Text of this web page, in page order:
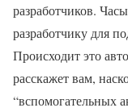
разработчиков.
разработчику для
Происходит это
расскажет вам,
“вспомогательных